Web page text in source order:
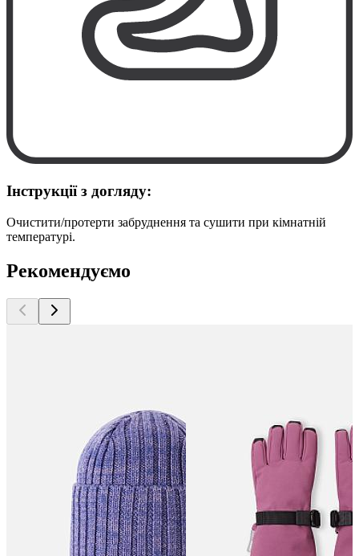
Інструкції з догляду:
Очистити/протерти забруднення та сушити при кімнатній
температурі.
Рекомендуємо